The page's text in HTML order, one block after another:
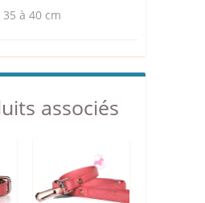
à 40 cm
associés